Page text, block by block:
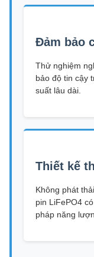
Đảm bảo
Thử nghiệm
bảo độ tin cậy
suất lâu dài.
Thiết kế
Không phát
pin LiFePO4
pháp năng